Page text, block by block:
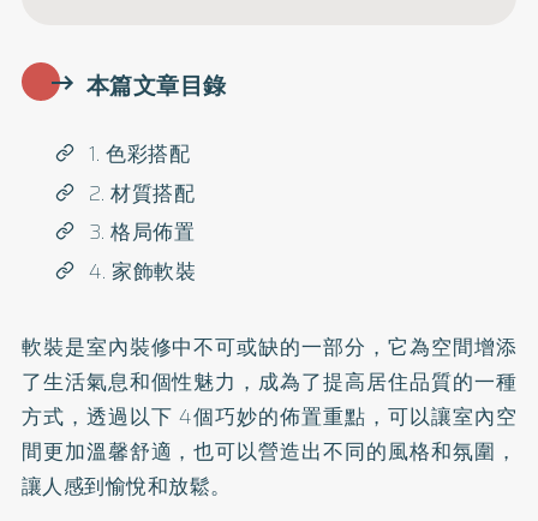
本篇文章目錄
1. 色彩搭配
2. 材質搭配
3. 格局佈置
4. 家飾軟裝
軟裝是室內裝修中不可或缺的一部分，它為空間增添
了生活氣息和個性魅力，成為了提高居住品質的一種
方式，透過以下 4個巧妙的佈置重點，可以讓室內空
間更加溫馨舒適，也可以營造出不同的風格和氛圍，
讓人感到愉悅和放鬆。